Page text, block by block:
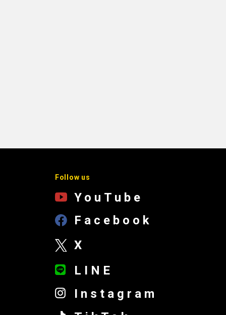
Follow us
YouTube
Facebook
X
LINE
Instagram